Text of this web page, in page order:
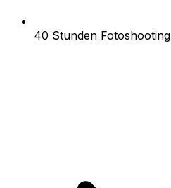
40 Stunden Fotoshooting